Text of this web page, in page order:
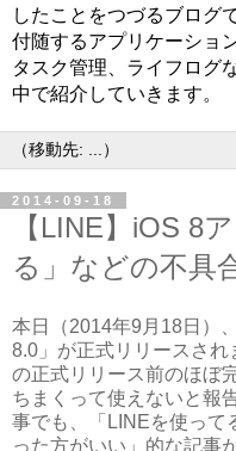
したことをつづるブログ
付随するアプリケーショ
タスク管理、ライフログ
中で紹介していきます。
2014-09-18
【LINE】iOS 8
る」などの不具
本日（2014年9月18日）
8.0」が正式リリースされ
の正式リリース前のほぼ
ちまくって使えないと報
事でも、「LINEを使って
った方がいい」的な記事